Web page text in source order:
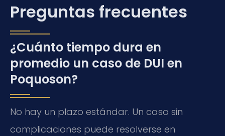
Preguntas frecuentes
¿Cuánto tiempo dura en
promedio un caso de DUI en
Poquoson?
No hay un plazo estándar. Un caso sin
complicaciones puede resolverse en